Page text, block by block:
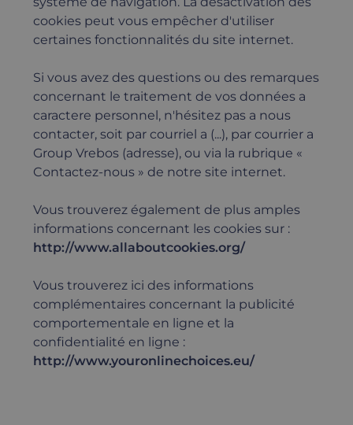
cookies peut vous empêcher d'utiliser
certaines fonctionnalités du site internet.
Si vous avez des questions ou des remarques
concernant le traitement de vos données a
caractere personnel, n'hésitez pas a nous
contacter, soit par courriel a (...), par courrier a
Group Vrebos (adresse), ou via la rubrique «
Contactez-nous » de notre site internet.
Vous trouverez également de plus amples
informations concernant les cookies sur :
http://www.allaboutcookies.org/
Vous trouverez ici des informations
complémentaires concernant la publicité
comportementale en ligne et la
confidentialité en ligne :
http://www.youronlinechoices.eu/